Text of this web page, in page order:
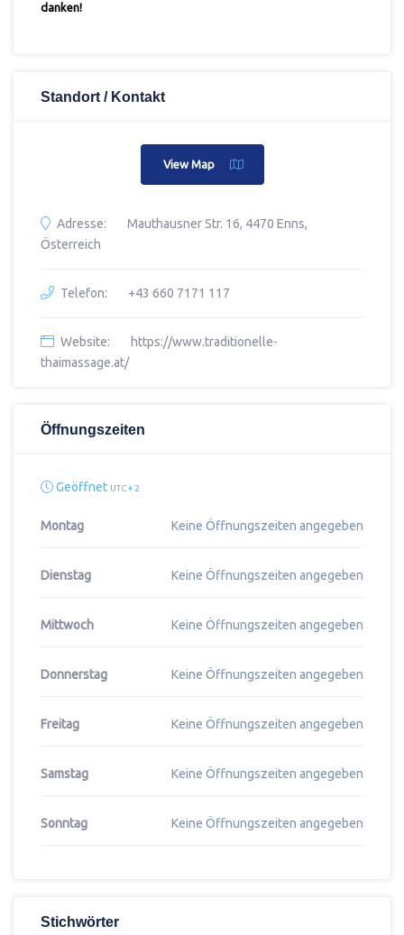
danken!
Standort / Kontakt
View Map
Adresse:
Mauthausner Str. 16, 4470 Enns,
Österreich
Telefon: +43 660 7171 117
Website:
https://www.traditionelle-
thaimassage.at/
Öffnungszeiten
Geöffnet UTC + 2
Montag Keine Öffnungszeiten angegeben
Dienstag Keine Öffnungszeiten angegeben
Mittwoch Keine Öffnungszeiten angegeben
Donnerstag Keine Öffnungszeiten angegeben
Freitag Keine Öffnungszeiten angegeben
Samstag Keine Öffnungszeiten angegeben
Sonntag Keine Öffnungszeiten angegeben
Stichwörter